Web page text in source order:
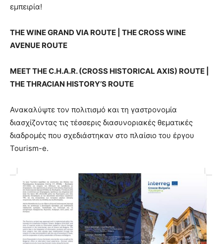
εμπειρία!
THE WINE GRAND VIA ROUTE | THE CROSS WINE
AVENUE ROUTE
MEET THE C.H.A.R. (CROSS HISTORICAL AXIS) ROUTE |
THE THRACIAN HISTORY’S ROUTE
Ανακαλύψτε τον πολιτισμό και τη γαστρονομία
διασχίζοντας τις τέσσερις διασυνοριακές θεματικές
διαδρομές που σχεδιάστηκαν στο πλαίσιο του έργου
Tourism-e.